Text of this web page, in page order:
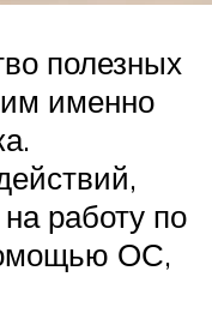
полезных
именно
работу по
ОС,